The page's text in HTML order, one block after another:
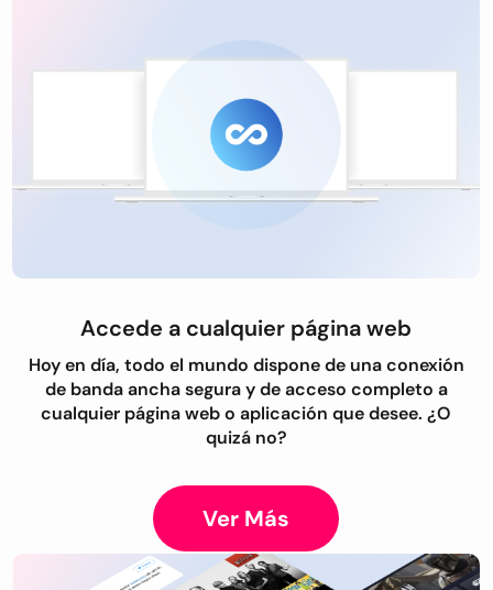
Accede a cualquier página web
Hoy en día, todo el mundo dispone de una conexión
de banda ancha segura y de acceso completo a
cualquier página web o aplicación que desee. ¿O
quizá no?
Ver Más